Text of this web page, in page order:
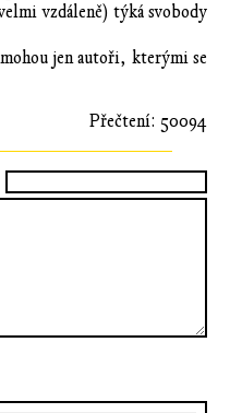
vzdáleně) týká svobody
jen autoři, kterými se
Přečtení: 50094